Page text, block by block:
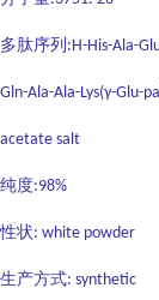
多肽序列 :H-His-Ala-
Gln-Ala-Ala-Lys(γ-Glu-
acetate salt
纯度:98%
性状: white powder
生产方式: synthetic